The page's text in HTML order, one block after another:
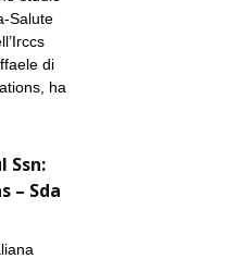
Salute
di
ha
Ssn:
– Sda